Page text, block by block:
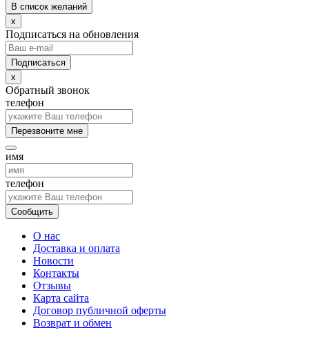
В список желаний
x
Подписаться на обновления
x
Обратный звонок
телефон
Перезвоните мне
имя
телефон
Сообщить
О нас
Доставка и оплата
Новости
Контакты
Отзывы
Карта сайта
Договор публичной оферты
Возврат и обмен